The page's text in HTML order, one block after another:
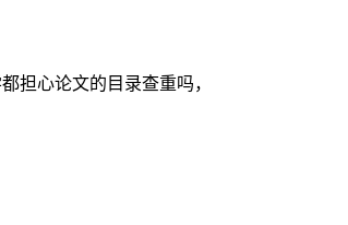
担心论文的目录查重吗，